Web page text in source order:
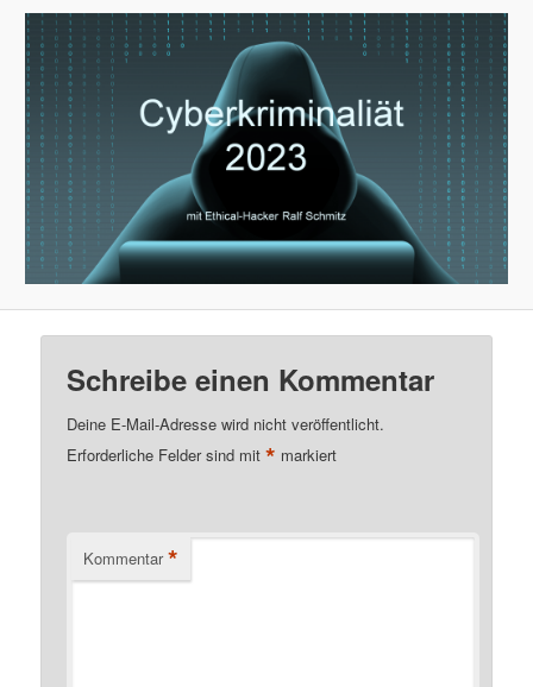
Schreibe einen Kommentar
Deine E-Mail-Adresse wird nicht veröffentlicht.
Erforderliche Felder sind mit* markiert
Kommentar *